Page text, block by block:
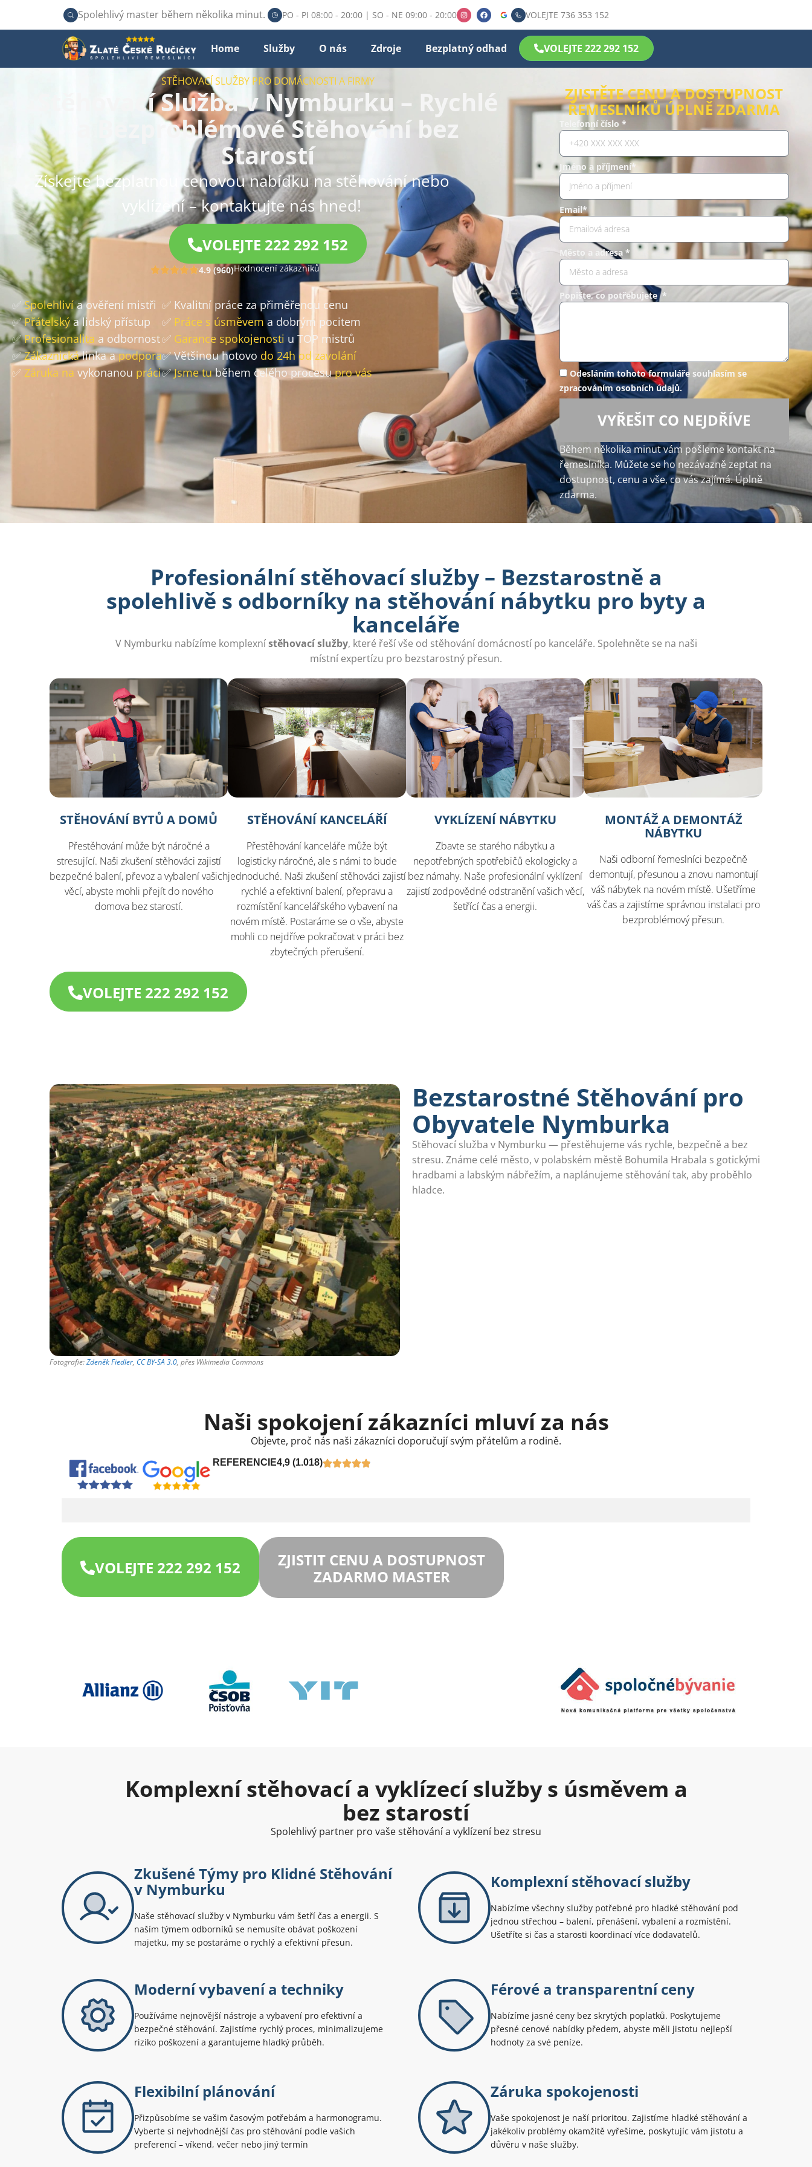
Spolehlivý master během několika minut. PO - PI 08:00 - 20:00 | SO - NE 09:00 - 20:00 VOLEJTE 736 353 152
Home Služby O nás Zdroje Bezplatný odhad VOLEJTE 222 292 152
STĚHOVACÍ SLUŽBY PRO DOMÁCNOSTI A FIRMY
Stěhovací Služba v Nymburku – Rychlé
a Bezproblémové Stěhování bez
Starostí
Získejte bezplatnou cenovou nabídku na stěhování nebo
vyklízení – kontaktujte nás hned!
VOLEJTE 222 292 152
4.9 (960)Hodnocení zákazníků
✅Spolehlivía ověření mistři
✅Přátelskýa lidský přístup
✅Profesionalita a odbornost
✅Zákaznickálinka apodpora
✅ Záruka na vykonanou práci
✅ Kvalitní práce za přiměřenou cenu
✅ Práce s úsměvema dobrým pocitem
✅ Garance spokojenosti u TOP mistrů
✅ Většinou hotovo do 24h od zavolání
✅Jsme tuběhem celého procesupro vás
ZJISTĚTE CENU A DOSTUPNOST
ŘEMESLNÍKŮ ÚPLNĚ ZDARMA
Telefonní číslo *
Jméno a příjmení*
Email*
Město a adresa *
Popište, co potřebujete *
Odesláním tohoto formuláře souhlasím se
zpracováním osobních údajů.
VYŘEŠIT CO NEJDŘÍVE
Během několika minut vám pošleme kontakt na
řemeslníka. Můžete se ho nezávazně zeptat na
dostupnost, cenu a vše, co vás zajímá. Úplně
zdarma.
Profesionální stěhovací služby – Bezstarostně a
spolehlivě s odborníky na stěhování nábytku pro byty a
kanceláře
V Nymburku nabízíme komplexnístěhovací služby, které řeší vše od stěhování domácností po kanceláře. Spolehněte se na naši
místní expertízu pro bezstarostný přesun.
STĚHOVÁNÍ BYTŮ A DOMŮ
Přestěhování může být náročné a
stresující. Naši zkušení stěhováci zajistí
bezpečné balení, převoz a vybalení vašich
věcí, abyste mohli přejít do nového
domova bez starostí.
STĚHOVÁNÍ KANCELÁŘÍ
Přestěhování kanceláře může být
logisticky náročné, ale s námi to bude
jednoduché. Naši zkušení stěhováci zajistí
rychlé a efektivní balení, přepravu a
rozmístění kancelářského vybavení na
novém místě. Postaráme se o vše, abyste
mohli co nejdříve pokračovat v práci bez
zbytečných přerušení.​
VYKLÍZENÍ NÁBYTKU
Zbavte se starého nábytku a
nepotřebných spotřebičů ekologicky a
bez námahy. Naše profesionální vyklízení
zajistí zodpovědné odstranění vašich věcí,
šetřící čas a energii.
MONTÁŽ A DEMONTÁŽ
NÁBYTKU
Naši odborní řemeslníci bezpečně
demontují, přesunou a znovu namontují
váš nábytek na novém místě. Ušetříme
váš čas a zajistíme správnou instalaci pro
bezproblémový přesun.
VOLEJTE 222 292 152
Fotografie:Zdeněk Fiedler, CC BY-SA 3.0, přes Wikimedia Commons
Bezstarostné Stěhování pro
Obyvatele Nymburka
Stěhovací služba v Nymburku — přestěhujeme vás rychle, bezpečně a bez
stresu. Známe celé město, v polabském městě Bohumila Hrabala s gotickými
hradbami a labským nábřežím, a naplánujeme stěhování tak, aby proběhlo
hladce.
Naši spokojení zákazníci mluví za nás
Objevte, proč nás naši zákazníci doporučují svým přátelům a rodině.
REFERENCIE4,9 (1.018)
VOLEJTE 222 292 152
ZJISTIT CENU A DOSTUPNOST
ZADARMO MASTER
Komplexní stěhovací a vyklízecí služby s úsměvem a
bez starostí
Spolehlivý partner pro vaše stěhování a vyklízení bez stresu
Zkušené Týmy pro Klidné Stěhování
v Nymburku
Naše stěhovací služby v Nymburku vám šetří čas a energii. S
naším týmem odborníků se nemusíte obávat poškození
majetku, my se postaráme o rychlý a efektivní přesun.
Komplexní stěhovací služby
Nabízíme všechny služby potřebné pro hladké stěhování pod
jednou střechou – balení, přenášení, vybalení a rozmístění.
Ušetříte si čas a starosti koordinací více dodavatelů.
Moderní vybavení a techniky
Používáme nejnovější nástroje a vybavení pro efektivní a
bezpečné stěhování. Zajistíme rychlý proces, minimalizujeme
riziko poškození a garantujeme hladký průběh.
Férové a transparentní ceny
Nabízíme jasné ceny bez skrytých poplatků. Poskytujeme
přesné cenové nabídky předem, abyste měli jistotu nejlepší
hodnoty za své peníze.
Flexibilní plánování
Přizpůsobíme se vašim časovým potřebám a harmonogramu.
Vyberte si nejvhodnější čas pro stěhování podle vašich
preferencí – víkend, večer nebo jiný termín
Záruka spokojenosti
Vaše spokojenost je naší prioritou. Zajistíme hladké stěhování a
jakékoliv problémy okamžitě vyřešíme, poskytujíc vám jistotu a
důvěru v naše služby.